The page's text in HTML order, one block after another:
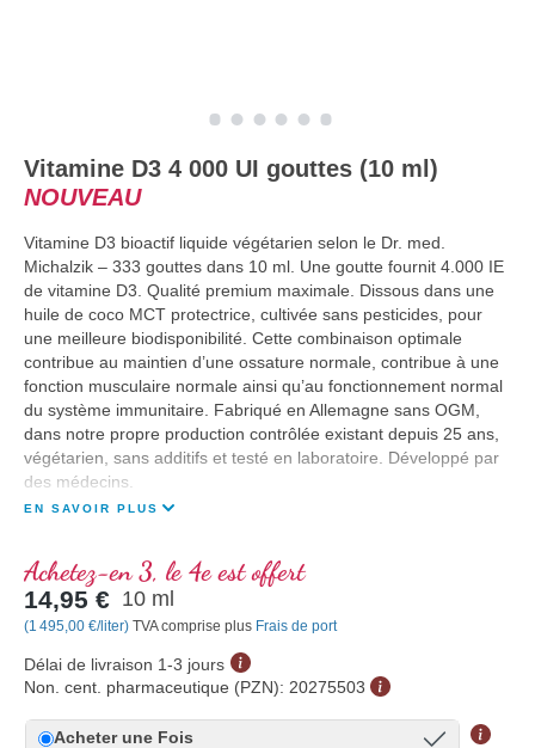
Vitamine D3 4 000 UI gouttes (10 ml)
NOUVEAU
Vitamine D3 bioactif liquide végétarien selon le Dr. med.
Michalzik – 333 gouttes dans 10 ml. Une goutte fournit 4.000 IE
de vitamine D3. Qualité premium maximale. Dissous dans une
huile de coco MCT protectrice, cultivée sans pesticides, pour
une meilleure biodisponibilité. Cette combinaison optimale
contribue au maintien d’une ossature normale, contribue à une
fonction musculaire normale ainsi qu’au fonctionnement normal
du système immunitaire. Fabriqué en Allemagne sans OGM,
dans notre propre production contrôlée existant depuis 25 ans,
végétarien, sans additifs et testé en laboratoire. Développé par
des médecins.
EN SAVOIR PLUS
Achetez-en 3, le 4e est offert
14,95 € 10 ml
(1 495,00 €/liter) TVA comprise plus Frais de port
Délai de livraison 1-3 jours
Non. cent. pharmaceutique (PZN): 20275503
Acheter une Fois